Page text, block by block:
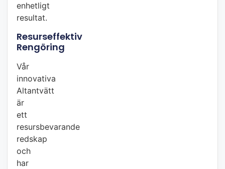
enhetligt
resultat.
Resurseffektiv
Rengöring
Vår
innovativa
Altantvätt
är
ett
resursbevarande
redskap
och
har